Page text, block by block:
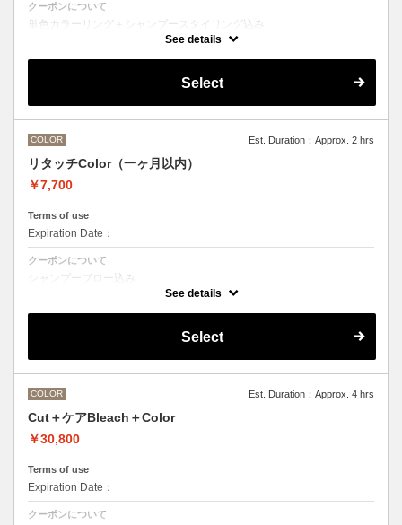
クーポンについて
単色カラーリング＋シャンプースタイリング込み
M ¥＋1100 L¥＋1650 LL¥＋2200
の方は別のメニューをお選びください。
See details
Select
COLOR Est. Duration：Approx. 2 hrs
リタッチColor（一ヶ月以内）
￥7,700
Terms of use
Expiration Date：
クーポンについて
シャンプーブロー込み
ワンカラー（おしゃれ染め、白髪染め）の一ヶ月以内のリタッチメニュ
See details
Select
COLOR Est. Duration：Approx. 4 hrs
Cut＋ケアBleach＋Color
￥30,800
Terms of use
Expiration Date：
クーポンについて